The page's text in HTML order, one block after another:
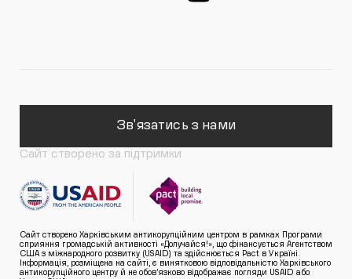
Зв'язатись з нами
Сайт створено за підтримки
Сайт створено Харківським антикорупційним центром в рамках Програми
сприяння громадській активності «Долучайся!», що фінансується Агентством
США з міжнародного розвитку (USAID) та здійснюється Pact в Україні.
Інформація, розміщена на сайті, є винятковою відповідальністю Харківського
антикорупційного центру й не обов’язково відображає погляди USAID або